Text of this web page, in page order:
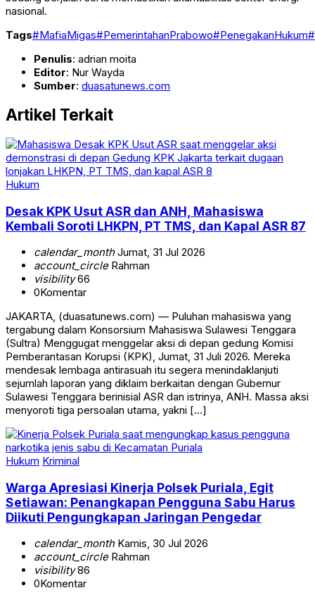
nasional.
Tags#MafiaMigas#PemerintahanPrabowo#PenegakanHukum
Penulis: adrian moita
Editor: Nur Wayda
Sumber: duasatunews.com
Artikel Terkait
Hukum
Desak KPK Usut ASR dan ANH, Mahasiswa
Kembali Soroti LHKPN, PT TMS, dan Kapal ASR 87
calendar_monthJumat, 31 Jul 2026
account_circleRahman
visibility66
0Komentar
JAKARTA, (duasatunews.com) — Puluhan mahasiswa yang
tergabung dalam Konsorsium Mahasiswa Sulawesi Tenggara
(Sultra) Menggugat menggelar aksi di depan gedung Komisi
Pemberantasan Korupsi (KPK), Jumat, 31 Juli 2026. Mereka
mendesak lembaga antirasuah itu segera menindaklanjuti
sejumlah laporan yang diklaim berkaitan dengan Gubernur
Sulawesi Tenggara berinisial ASR dan istrinya, ANH. Massa aksi
menyoroti tiga persoalan utama, yakni […]
Hukum Kriminal
Warga Apresiasi Kinerja Polsek Puriala, Egit
Setiawan: Penangkapan Pengguna Sabu Harus
Diikuti Pengungkapan Jaringan Pengedar
calendar_monthKamis, 30 Jul 2026
account_circleRahman
visibility86
0Komentar